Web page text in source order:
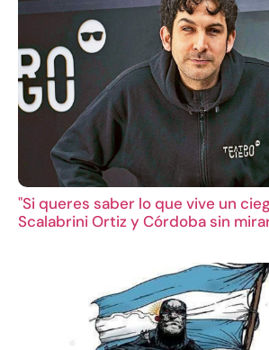
"Si queres saber lo que vive un
Scalabrini Ortiz y Córdoba sin